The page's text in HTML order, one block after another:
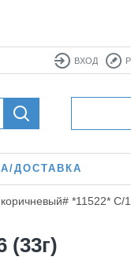
ВХОД
ДОСТАВКА
*11522* C/
(33г)